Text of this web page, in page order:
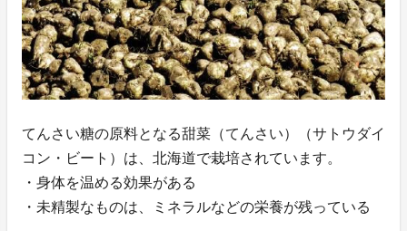
てんさい糖の原料となる甜菜（てんさい）（サトウダイ
コン・ビート）は、北海道で栽培されています。
・身体を温める効果がある
・未精製なものは、ミネラルなどの栄養が残っている